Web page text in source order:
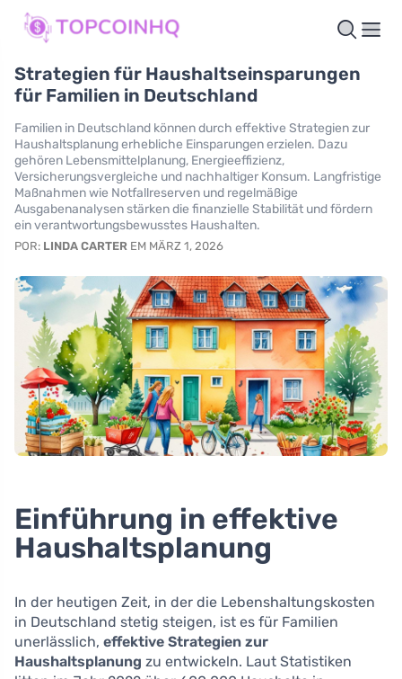
Strategien für Haushaltseinsparungen
für Familien in Deutschland
Familien in Deutschland können durch effektive Strategien zur
Haushaltsplanung erhebliche Einsparungen erzielen. Dazu
gehören Lebensmittelplanung, Energieeffizienz,
Versicherungsvergleiche und nachhaltiger Konsum. Langfristige
Maßnahmen wie Notfallreserven und regelmäßige
Ausgabenanalysen stärken die finanzielle Stabilität und fördern
ein verantwortungsbewusstes Haushalten.
POR: LINDA CARTER EM MÄRZ 1, 2026
Einführung in effektive
Haushaltsplanung
In der heutigen Zeit, in der die Lebenshaltungskosten
in Deutschland stetig steigen, ist es für Familien
unerlässlich, effektive Strategien zur
Haushaltsplanung zu entwickeln. Laut Statistiken